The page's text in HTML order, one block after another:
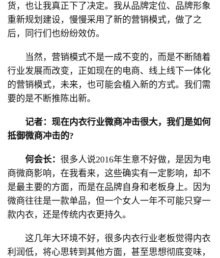
货，也让我真正下了决定。我从品牌定位、品牌形象
重新规划建设，慢慢采用了新的营销模式，做了之
后，同行们也纷纷效仿。
当然，营销模式不是一成不变的，而是不断随着
行业发展而改变，正如现在的电商、线上线下一体化
的营销模式，未来，也可能会植入新的方式。我们需
要的是不断推陈出新。
记者：现在内衣行业微商冲击很大，我们是如何
抵御微商冲击的?
何会长： 很多人说2016年生意不好做，是因为电
商微商影响，在我看来，这些确实有一定影响，却不
是最主要的方面，而是在品牌自身和老板身上。因为
微商往往是一款单品，但一个女人一年不可能只穿一
款内衣，还是传统内衣更持久。
这几年大环境不好，很多内衣行业老板觉得内衣
利润低，将心思转到其他方面，甚至思想彻底变味，